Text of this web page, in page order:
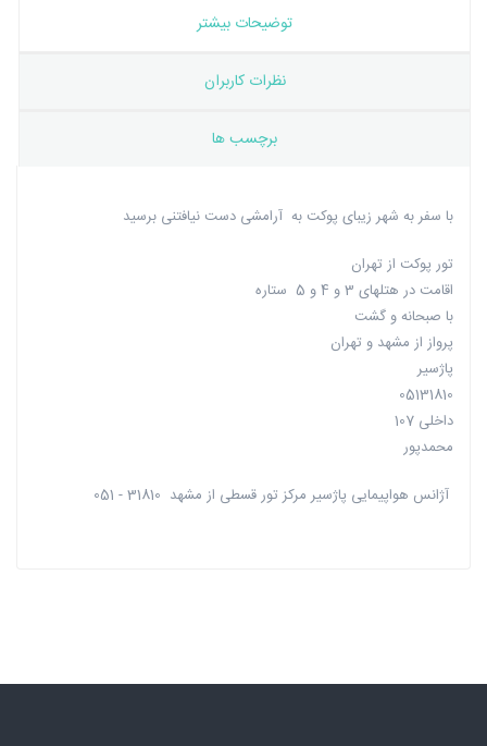
توضیحات بیشتر
نظرات کاربران
برچسب ها
با سفر به شهر زیبای پوکت به آرامشی دست نیافتنی برسید
تور پوکت از تهران
اقامت در هتلهای 3 و 4 و 5 ستاره
با صبحانه و گشت
پرواز از مشهد و تهران
پاژسیر
05131810
داخلی 107
محمدپور
آژانس هواپیمایی پاژسیر مرکز تور قسطی از مشهد 31810 - 051